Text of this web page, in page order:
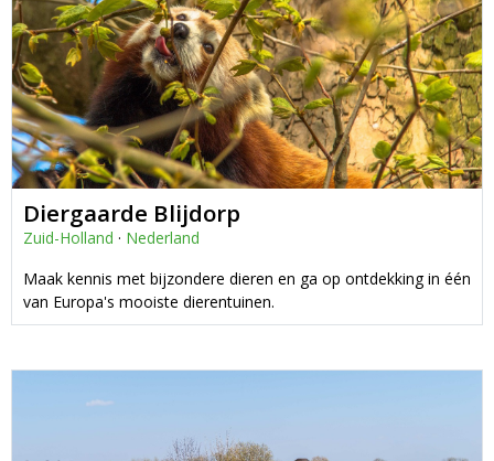
Diergaarde Blijdorp
Zuid-Holland · Nederland
Maak kennis met bijzondere dieren en ga op ontdekking in één
van Europa's mooiste dierentuinen.